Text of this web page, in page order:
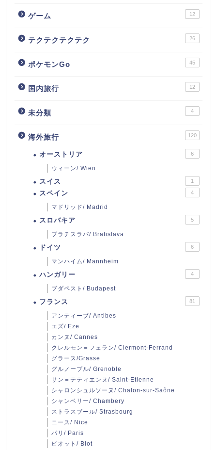
ゲーム 12
テクテクテクテク 26
ポケモンGo 45
国内旅行 12
未分類 4
海外旅行 120
オーストリア 6
ウィーン/ Wien
スイス 1
スペイン 4
マドリッド/ Madrid
スロバキア 5
ブラチスラバ/ Bratislava
ドイツ 6
マンハイム/ Mannheim
ハンガリー 4
ブダペスト/ Budapest
フランス 81
アンティーブ/ Antibes
エズ/ Eze
カンヌ/ Cannes
クレルモン＝フェラン/ Clermont-Ferrand
グラース/Grasse
グルノーブル/ Grenoble
サン＝テティエンヌ/ Saint-Etienne
シャロンシュルソーヌ/ Chalon-sur-Saône
シャンベリー/ Chambery
ストラスブール/ Strasbourg
ニース/ Nice
パリ/ Paris
ビオット/ Biot